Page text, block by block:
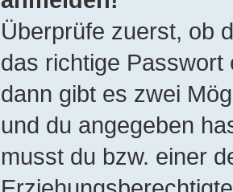
Überprüfe zuerst, ob
das richtige Passwort
dann gibt es zwei
und du angegeben
musst du bzw. einer